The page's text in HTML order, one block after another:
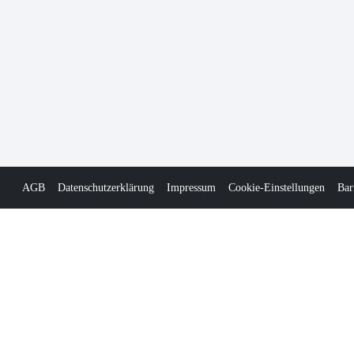
AGB Datenschutzerklärung Impressum Cookie-Einstellungen